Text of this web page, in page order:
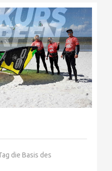
die Basis des